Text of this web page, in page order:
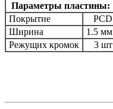
Параметры пластины:
Покрытие
PCD
Ширина
1.5 мм
Режущих кромок
3 шт